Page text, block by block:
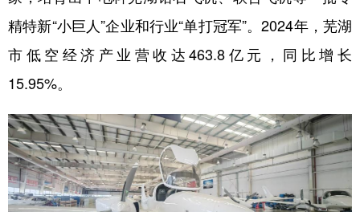
精特新“小巨人”企业和行业“单打冠军”。2024年，芜湖
市低空经济产业营收达463.8亿元，同比增长
15.95%。